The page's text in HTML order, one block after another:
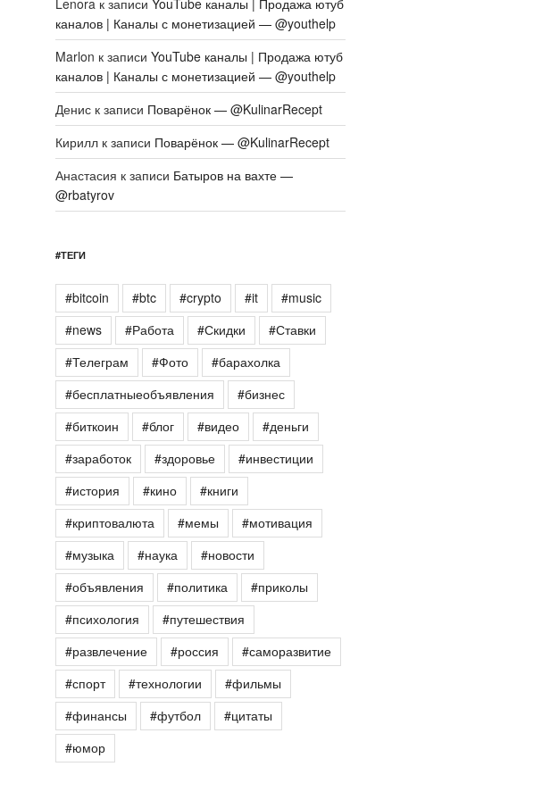
каналов | Каналы с монетизацией — @youthelp
Marlon к записи YouTube каналы | Продажа ютуб
каналов | Каналы с монетизацией — @youthelp
Дениск записи Поварёнок — @KulinarRecept
Кириллк записи Поварёнок — @KulinarRecept
Анастасия к записи Батыров на вахте —
@rbatyrov
#ТЕГИ
#bitcoin #btc #crypto #it
#music
#news
#Работа #Скидки
#Ставки
#Телеграм
#Фото
#барахолка
#бесплатныеобъявления
#бизнес
#биткоин
#блог #видео
#деньги
#заработок
#здоровье
#инвестиции
#история
#кино
#книги
#криптовалюта
#мемы
#мотивация
#музыка
#наука
#новости
#объявления
#политика
#приколы
#психология
#путешествия
#развлечение
#россия
#саморазвитие
#спорт
#технологии
#фильмы
#финансы
#футбол
#цитаты
#юмор